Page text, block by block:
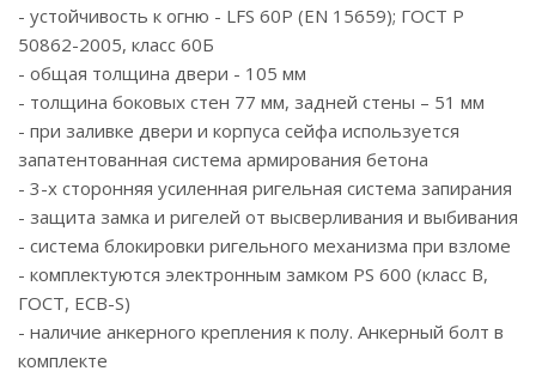
- устойчивость к огню - LFS 60P (EN 15659); ГОСТ Р
50862-2005, класс 60Б
- общая толщина двери - 105 мм
- толщина боковых стен 77 мм, задней стены – 51 мм
- при заливке двери и корпуса сейфа используется
запатентованная система армирования бетона
- 3-х сторонняя усиленная ригельная система запирания
- защита замка и ригелей от высверливания и выбивания
- система блокировки ригельного механизма при взломе
- комплектуются электронным замком PS 600 (класс В,
ГОСТ, ECB-S)
- наличие анкерного крепления к полу. Анкерный болт в
комплекте